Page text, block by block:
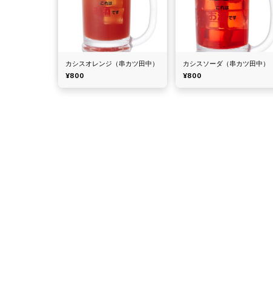
カシスオレンジ（串カツ田中）
¥800
カシスソーダ（串カツ田中）
¥800